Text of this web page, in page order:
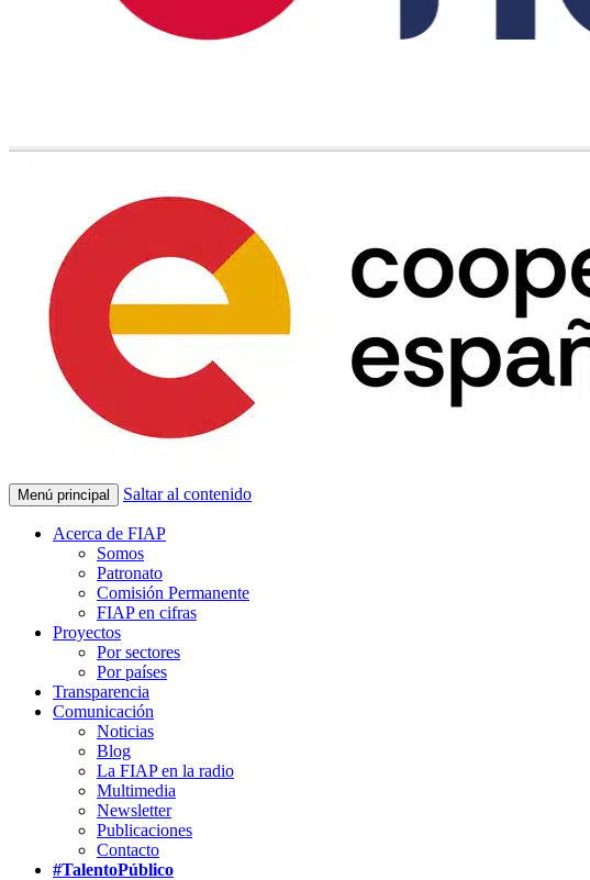
Menú principal Saltar al contenido
Acerca de FIAP
Somos
Patronato
Comisión Permanente
FIAP en cifras
Proyectos
Por sectores
Por países
Transparencia
Comunicación
Noticias
Blog
La FIAP en la radio
Multimedia
Newsletter
Publicaciones
Contacto
#TalentoPúblico